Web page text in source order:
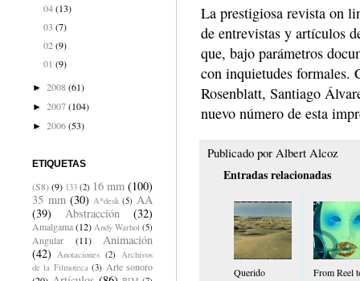
La prestigiosa revista on
de entrevistas y artículos
que, bajo parámetros
con inquietudes formales.
Rosenblatt, Santiago
nuevo número de esta
Publicado por Albert Alcoz
Entradas relacionadas
Querido
From Reel
04 (13)
03 (7)
02 (9)
01 (9)
► 2008(61)
► 2007(104)
► 2006(53)
ETIQUETAS
(S8)(9) 133 (2) 16 mm (100)
35 mm (30) A*desk (5) AA
(39)
Abstracción (32)
Amalgama(12) Andy Warhol (5)
Angular (11)
Animación
(42)
Anotaciones (2)
Archivos
de la Filmoteca (3) Arte sonoro